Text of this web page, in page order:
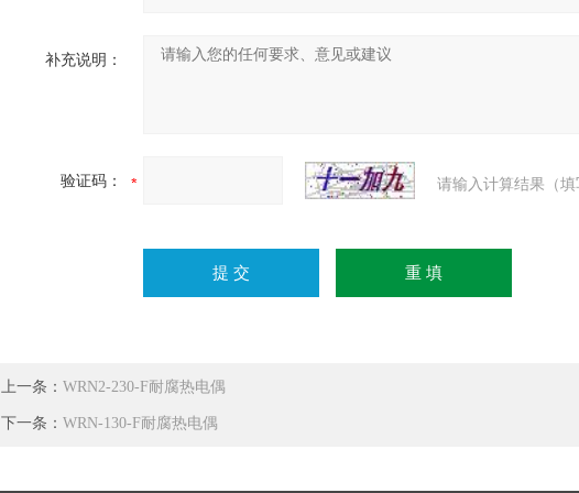
补充说明：
验证码： 请输入计算结果（
上一条：WRN2-230-F耐腐热电偶
下一条：WRN-130-F耐腐热电偶